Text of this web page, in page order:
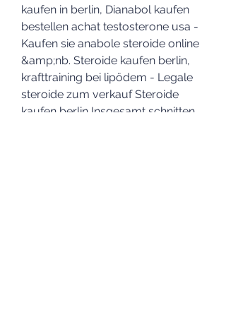
kaufen in berlin, Dianabol kaufen
bestellen achat testosterone usa -
Kaufen sie anabole steroide online
&amp;nb. Steroide kaufen berlin,
krafttraining bei lipödem - Legale
steroide zum verkauf Steroide
kaufen berlin Insgesamt schnitten